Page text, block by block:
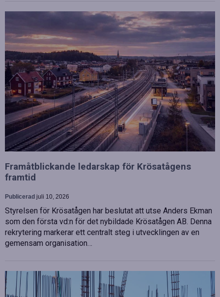
Framåtblickande ledarskap för Krösatågens
framtid
Publicerad juli 10, 2026
Styrelsen för Krösatågen har beslutat att utse Anders Ekman
som den första vd:n för det nybildade Krösatågen AB. Denna
rekrytering markerar ett centralt steg i utvecklingen av en
gemensam organisation…